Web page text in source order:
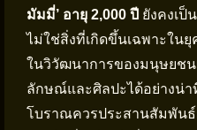
มัมมี่’ อายุ 2,000 ปี ยังคงเป็
ไม่ใช่สิ่งที่เกิดขึ้นเฉพาะใน
ในวิวัฒนาการของมนุษยชน
ลักษณ์และศิลปะได้อย่างน่า
โบราณควรประสานสัมพัน